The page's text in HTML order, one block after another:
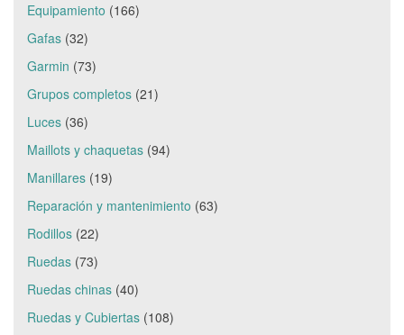
Equipamiento (166)
Gafas (32)
Garmin (73)
Grupos completos (21)
Luces (36)
Maillots y chaquetas (94)
Manillares (19)
Reparación y mantenimiento (63)
Rodillos (22)
Ruedas (73)
Ruedas chinas (40)
Ruedas y Cubiertas (108)